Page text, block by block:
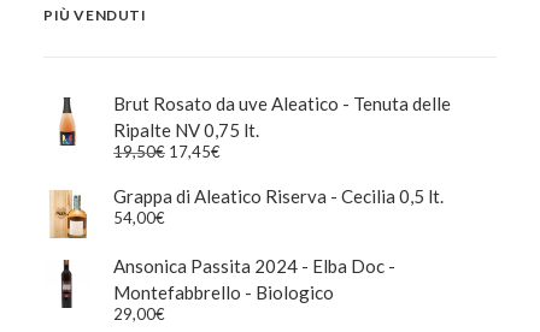
PIÙ VENDUTI
Brut Rosato da uve Aleatico - Tenuta delle
Ripalte NV 0,75 lt.
19,50€ Il
originale
era:
17,45€
attuale
è:
Grappa di Aleatico Riserva - Cecilia 0,5 lt.
54,00€
Ansonica Passita 2024 - Elba Doc -
Montefabbrello - Biologico
29,00€